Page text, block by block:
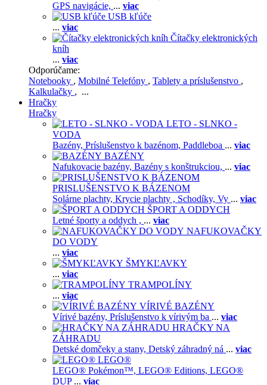
GPS navigácie, ... viac
USB kľúče
... viac
Čítačky elektronických
kníh
... viac
Odporúčame:
Notebooky , Mobilné Telefóny , Tablety a príslušenstvo ,
Kalkulačky , ...
Hračky
Hračky
LETO - SLNKO -
VODA
Bazény, Príslušenstvo k bazénom, Paddleboa ... viac
BAZÉNY
Nafukovacie bazény, Bazény s konštrukciou, ... viac
PRISLUŠENSTVO K BÁZENOM
Solárne plachty, Krycie plachty , Schodíky, Vy ... viac
ŠPORT A ODDYCH
Letné športy a oddych , ... viac
NAFUKOVAČKY
DO VODY
... viac
ŠMYKĽAVKY
... viac
TRAMPOLÍNY
... viac
VÍRIVÉ BAZÉNY
Vírivé bazény, Príslušenstvo k vírivým ba ... viac
HRAČKY NA
ZÁHRADU
Detské domčeky a stany, Detský záhradný ná ... viac
LEGO®
LEGO® Pokémon™, LEGO® Editions, LEGO®
DUP ... viac